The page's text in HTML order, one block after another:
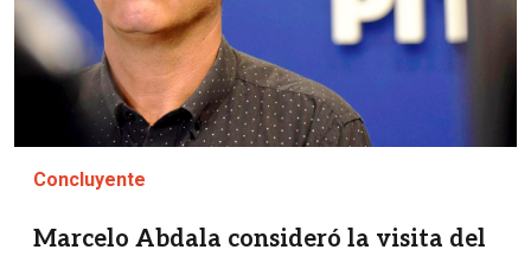
Concluyente
Marcelo Abdala consideró la visita del